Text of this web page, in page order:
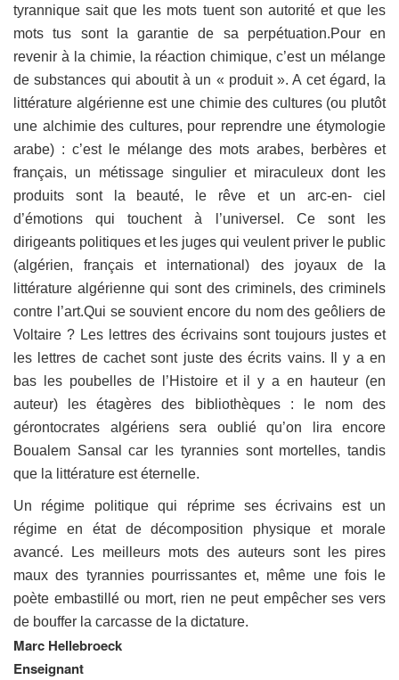
tyrannique sait que les mots tuent son autorité et que les
mots tus sont la garantie de sa perpétuation.Pour en
revenir à la chimie, la réaction chimique, c’est un mélange
de substances qui aboutit à un « produit ». A cet égard, la
littérature algérienne est une chimie des cultures (ou plutôt
une alchimie des cultures, pour reprendre une étymologie
arabe) : c’est le mélange des mots arabes, berbères et
français, un métissage singulier et miraculeux dont les
produits sont la beauté, le rêve et un arc-en- ciel
d’émotions qui touchent à l’universel. Ce sont les
dirigeants politiques et les juges qui veulent priver le public
(algérien, français et international) des joyaux de la
littérature algérienne qui sont des criminels, des criminels
contre l’art.Qui se souvient encore du nom des geôliers de
Voltaire ? Les lettres des écrivains sont toujours justes et
les lettres de cachet sont juste des écrits vains. Il y a en
bas les poubelles de l’Histoire et il y a en hauteur (en
auteur) les étagères des bibliothèques : le nom des
gérontocrates algériens sera oublié qu’on lira encore
Boualem Sansal car les tyrannies sont mortelles, tandis
que la littérature est éternelle.
Un régime politique qui réprime ses écrivains est un
régime en état de décomposition physique et morale
avancé. Les meilleurs mots des auteurs sont les pires
maux des tyrannies pourrissantes et, même une fois le
poète embastillé ou mort, rien ne peut empêcher ses vers
de bouffer la carcasse de la dictature.
Marc Hellebroeck
Enseignant